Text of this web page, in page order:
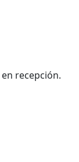
recepción.